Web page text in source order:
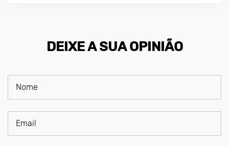
DEIXE A SUA OPINIÃO